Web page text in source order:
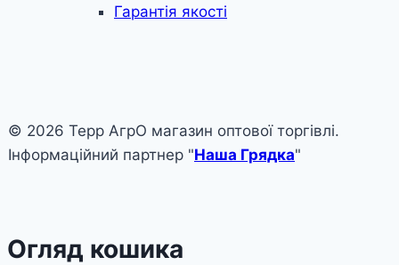
Гарантія якості
© 2026 Терр АгрО магазин оптової торгівлі.
Інформаційний партнер "Наша Грядка"
Огляд кошика